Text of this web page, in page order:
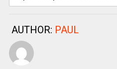
AUTHOR: PAUL